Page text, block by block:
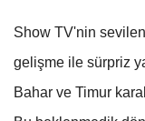
Show TV'nin
gelişme ile sürpriz
Bahar ve Timur